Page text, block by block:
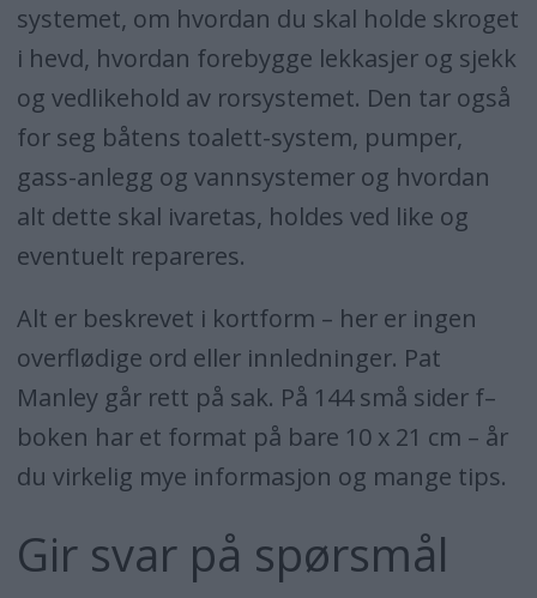
systemet, om hvordan du skal holde skroget
i hevd, hvordan forebygge lekkasjer og sjekk
og vedlikehold av rorsystemet. Den tar også
for seg båtens toalett-system, pumper,
gass-anlegg og vannsystemer og hvordan
alt dette skal ivaretas, holdes ved like og
eventuelt repareres.
Alt er beskrevet i kortform – her er ingen
overflødige ord eller innledninger. Pat
Manley går rett på sak. På 144 små sider f–
boken har et format på bare 10 x 21 cm – år
du virkelig mye informasjon og mange tips.
Gir svar på spørsmål